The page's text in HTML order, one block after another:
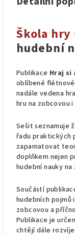
Škola hry
hudební
Publikace Hraj si
oblíbené flétnové
nadále vedena
hru na zobcovou
Sešit seznamuje
řadu praktických
zapamatovat
doplňkem nejen
hudební nauky na
Součástí
hudebních
zobcovou a
Publikace je
chtějí dále